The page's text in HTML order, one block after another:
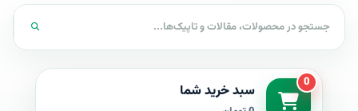
0 سبد خرید شما